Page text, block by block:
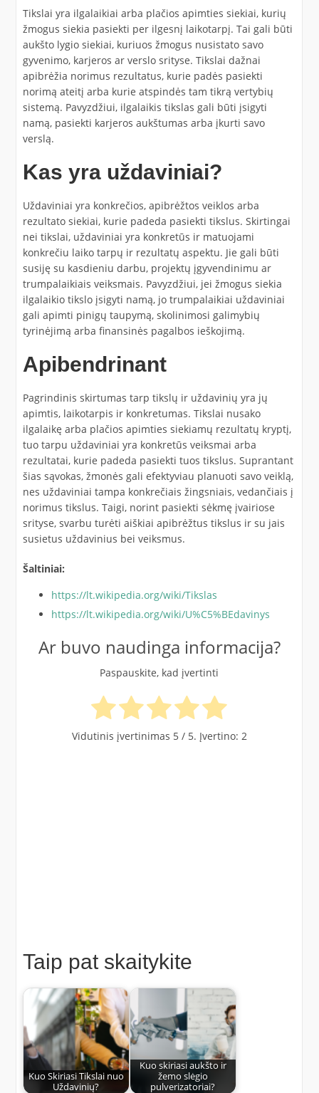
Tikslai yra ilgalaikiai arba plačios apimties siekiai, kurių
žmogus siekia pasiekti per ilgesnį laikotarpį. Tai gali būti
aukšto lygio siekiai, kuriuos žmogus nusistato savo
gyvenimo, karjeros ar verslo srityse. Tikslai dažnai
apibrėžia norimus rezultatus, kurie padės pasiekti
norimą ateitį arba kurie atspindės tam tikrą vertybių
sistemą. Pavyzdžiui, ilgalaikis tikslas gali būti įsigyti
namą, pasiekti karjeros aukštumas arba įkurti savo
verslą.
Kas yra uždaviniai?
Uždaviniai yra konkrečios, apibrėžtos veiklos arba
rezultato siekiai, kurie padeda pasiekti tikslus. Skirtingai
nei tikslai, uždaviniai yra konkretūs ir matuojami
konkrečiu laiko tarpų ir rezultatų aspektu. Jie gali būti
susiję su kasdieniu darbu, projektų įgyvendinimu ar
trumpalaikiais veiksmais. Pavyzdžiui, jei žmogus siekia
ilgalaikio tikslo įsigyti namą, jo trumpalaikiai uždaviniai
gali apimti pinigų taupymą, skolinimosi galimybių
tyrinėjimą arba finansinės pagalbos ieškojimą.
Apibendrinant
Pagrindinis skirtumas tarp tikslų ir uždavinių yra jų
apimtis, laikotarpis ir konkretumas. Tikslai nusako
ilgalaikę arba plačios apimties siekiamų rezultatų kryptį,
tuo tarpu uždaviniai yra konkretūs veiksmai arba
rezultatai, kurie padeda pasiekti tuos tikslus. Suprantant
šias sąvokas, žmonės gali efektyviau planuoti savo veiklą,
nes uždaviniai tampa konkrečiais žingsniais, vedančiais į
norimus tikslus. Taigi, norint pasiekti sėkmę įvairiose
srityse, svarbu turėti aiškiai apibrėžtus tikslus ir su jais
susietus uždavinius bei veiksmus.
Šaltiniai:
https://lt.wikipedia.org/wiki/Tikslas
https://lt.wikipedia.org/wiki/U%C5%BEdavinys
Ar buvo naudinga informacija?
Paspauskite, kad įvertinti
Vidutinis įvertinimas 5/ 5. Įvertino: 2
Taip pat skaitykite
Kuo Skiriasi Tikslai nuo
Uždavinių?
Kuo skiriasi aukšto ir
žemo slėgio
pulverizatoriai?